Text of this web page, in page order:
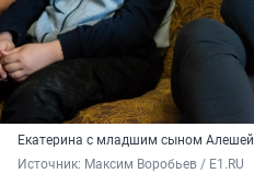
Екатерина с младшим сыном Алешей
Источник: Максим Воробьев / E1.RU